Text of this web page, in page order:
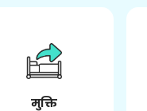
मुक्ति